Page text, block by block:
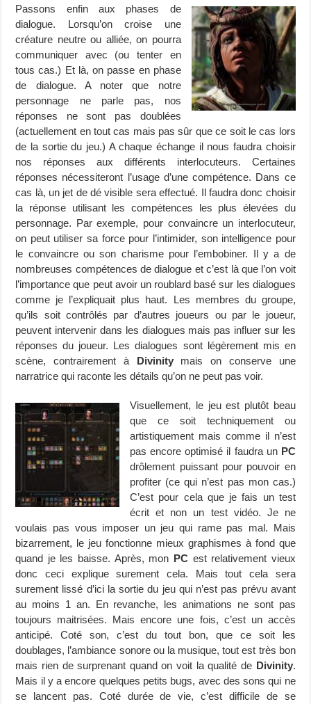
Passons enfin aux phases de
dialogue. Lorsqu’on croise une
créature neutre ou alliée, on pourra
communiquer avec (ou tenter en
tous cas.) Et là, on passe en phase
de dialogue. A noter que notre
personnage ne parle pas, nos
réponses ne sont pas doublées
(actuellement en tout cas mais pas sûr que ce soit le cas lors
de la sortie du jeu.) A chaque échange il nous faudra choisir
nos réponses aux différents interlocuteurs. Certaines
réponses nécessiteront l’usage d’une compétence. Dans ce
cas là, un jet de dé visible sera effectué. Il faudra donc choisir
la réponse utilisant les compétences les plus élevées du
personnage. Par exemple, pour convaincre un interlocuteur,
on peut utiliser sa force pour l’intimider, son intelligence pour
le convaincre ou son charisme pour l’embobiner. Il y a de
nombreuses compétences de dialogue et c’est là que l’on voit
l’importance que peut avoir un roublard basé sur les dialogues
comme je l’expliquait plus haut. Les membres du groupe,
qu’ils soit contrôlés par d’autres joueurs ou par le joueur,
peuvent intervenir dans les dialogues mais pas influer sur les
réponses du joueur. Les dialogues sont légèrement mis en
scène, contrairement à Divinity mais on conserve une
narratrice qui raconte les détails qu’on ne peut pas voir.
Visuellement, le jeu est plutôt beau
que ce soit techniquement ou
artistiquement mais comme il n’est
pas encore optimisé il faudra un PC
drôlement puissant pour pouvoir en
profiter (ce qui n’est pas mon cas.)
C’est pour cela que je fais un test
écrit et non un test vidéo. Je ne
voulais pas vous imposer un jeu qui rame pas mal. Mais
bizarrement, le jeu fonctionne mieux graphismes à fond que
quand je les baisse. Après, mon PC est relativement vieux
donc ceci explique surement cela. Mais tout cela sera
surement lissé d’ici la sortie du jeu qui n’est pas prévu avant
au moins 1 an. En revanche, les animations ne sont pas
toujours maitrisées. Mais encore une fois, c’est un accès
anticipé. Coté son, c’est du tout bon, que ce soit les
doublages, l’ambiance sonore ou la musique, tout est très bon
mais rien de surprenant quand on voit la qualité de Divinity.
Mais il y a encore quelques petits bugs, avec des sons qui ne
se lancent pas. Coté durée de vie, c’est difficile de se